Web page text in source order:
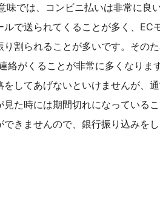
では、コンビニ払いは非常に良
で送られてくることが多く、EC
割られることが多いです。その
絡がくることが非常に多くなりま
してあげないといけませんが、
た時には期間切れになっている
きませんので、銀行振り込みを